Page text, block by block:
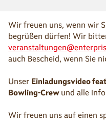
Wir freuen uns, wenn wir
begrüßen dürfen! Wir
auch Bescheid, wenn Sie
Unser Einladungsvideo
Bowling-Crew und alle
Wir freuen uns auf einen